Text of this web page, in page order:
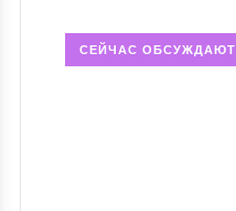
СЕЙЧАС ОБСУЖДАЮТ